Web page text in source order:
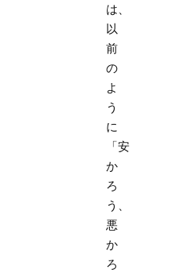
は、
以
前
の
よ
う
に
「安
か
ろ
う、
悪
か
ろ